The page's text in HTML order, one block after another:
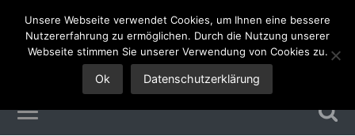
Tourismus Jobs
Unsere Webseite verwendet Cookies, um Ihnen eine bessere
Nutzererfahrung zu ermöglichen. Durch die Nutzung unserer
Webseite stimmen Sie unserer Verwendung von Cookies zu.
Ok Datenschutzerklärung